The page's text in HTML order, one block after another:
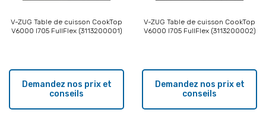
V-ZUG Table de cuisson CookTop
V6000 I705 FullFlex (3113200001)
Demandez nos prix et
conseils
V-ZUG Table de cuisson CookTop
V6000 I705 FullFlex (3113200002)
Demandez nos prix et
conseils